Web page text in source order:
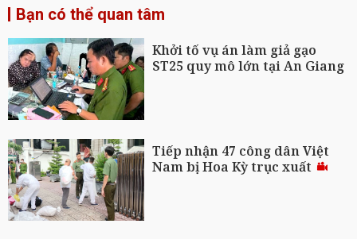
Bạn có thể quan tâm
Khởi tố vụ án làm giả gạo
ST25 quy mô lớn tại An Giang
Tiếp nhận 47 công dân Việt
Nam bị Hoa Kỳ trục xuất